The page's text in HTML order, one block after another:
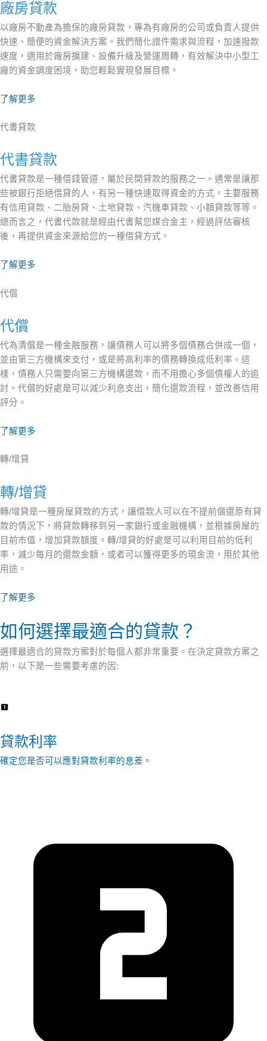
廠房貸款
以廠房不動產為擔保的廠房貸款，專為有廠房的公司或負責人提供
快速、簡便的資金解決方案。我們簡化證件需求與流程，加速撥款
速度，適用於廠房擴建、設備升級及營運周轉，有效解決中小型工
廠的資金調度困境，助您輕鬆實現發展目標。
了解更多
代書貸款
代書貸款
代書貸款是一種借錢管道，屬於民間貸款的服務之一。通常是讓那
些被銀行拒絕借貸的人，有另一種快速取得資金的方式。主要服務
有信用貸款、二胎房貸、土地貸款、汽機車貸款、小額貸款等等。
總而言之，代書代款就是經由代書幫您媒合金主，經過評估審核
後，再提供資金來源給您的一種借貸方式。
了解更多
代償
代償
代為清償是一種金融服務，讓債務人可以將多個債務合併成一個，
並由第三方機構來支付，或是將高利率的債務轉換成低利率。這
樣，債務人只需要向第三方機構還款，而不用擔心多個債權人的追
討。代償的好處是可以減少利息支出，簡化還款流程，並改善信用
評分。
了解更多
轉/增貸
轉/增貸
轉/增貸是一種房屋貸款的方式，讓借款人可以在不提前償還原有貸
款的情況下，將貸款轉移到另一家銀行或金融機構，並根據房屋的
目前市值，增加貸款額度。轉/增貸的好處是可以利用目前的低利
率，減少每月的還款金額，或者可以獲得更多的現金流，用於其他
用途。
了解更多
如何選擇最適合的貸款？
選擇最適合的貸款方案對於每個人都非常重要。在決定貸款方案之
前，以下是一些需要考慮的因:
貸款利率
確定您是否可以應對貸款利率的息差。